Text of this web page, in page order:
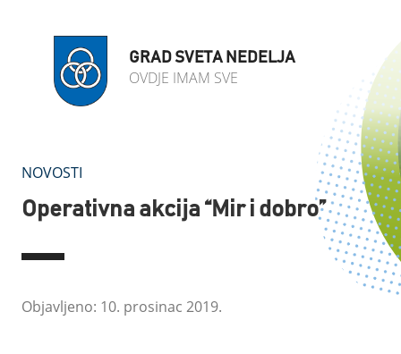
GRAD SVETA NEDELJA
OVDJE IMAM SVE
NOVOSTI
Operativna akcija “Mir i dobro”
Objavljeno: 10. prosinac 2019.